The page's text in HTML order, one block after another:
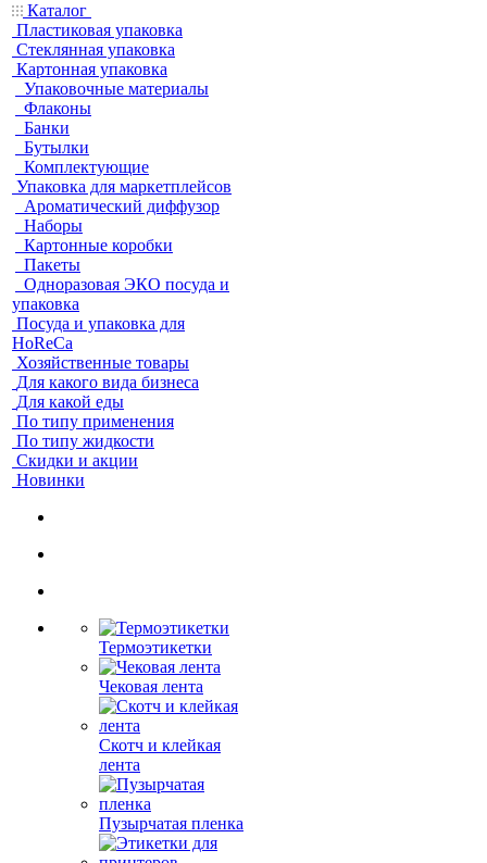
Каталог
Пластиковая упаковка
Стеклянная упаковка
Картонная упаковка
Упаковочные материалы
Флаконы
Банки
Бутылки
Комплектующие
Упаковка для маркетплейсов
Ароматический диффузор
Наборы
Картонные коробки
Пакеты
Одноразовая ЭКО посуда и
упаковка
Посуда и упаковка для
HoReCa
Хозяйственные товары
Для какого вида бизнеса
Для какой еды
По типу применения
По типу жидкости
Скидки и акции
Новинки
Термоэтикетки
Чековая лента
Скотч и клейкая
лента
Пузырчатая пленка